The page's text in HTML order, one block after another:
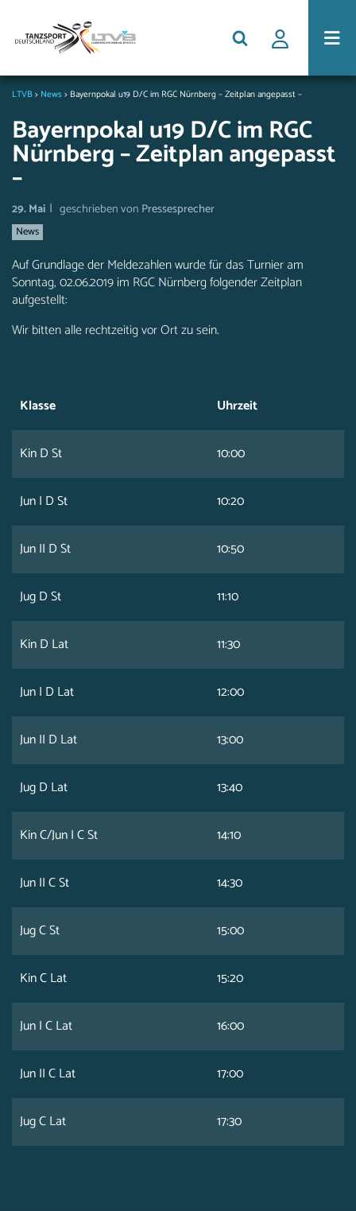
LTVB> News> Bayernpokal u19 D/C im RGC Nürnberg – Zeitplan angepasst –
Bayernpokal u19 D/C im RGC
Nürnberg – Zeitplan angepasst
–
29. Mai | geschrieben von Pressesprecher
News
Auf Grundlage der Meldezahlen wurde für das Turnier am
Sonntag, 02.06.2019 im RGC Nürnberg folgender Zeitplan
aufgestellt:
Wir bitten alle rechtzeitig vor Ort zu sein.
Klasse Uhrzeit
Kin D St 10:00
Jun I D St 10:20
Jun II D St 10:50
Jug D St 11:10
Kin D Lat 11:30
Jun I D Lat 12:00
Jun II D Lat 13:00
Jug D Lat 13:40
Kin C/Jun I C St 14:10
Jun II C St 14:30
Jug C St 15:00
Kin C Lat 15:20
Jun I C Lat 16:00
Jun II C Lat 17:00
Jug C Lat 17:30